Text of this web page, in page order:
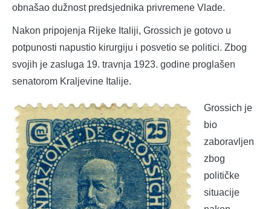
obnašao dužnost predsjednika privremene Vlade.
Nakon pripojenja Rijeke Italiji, Grossich je gotovo u
potpunosti napustio kirurgiju i posvetio se politici. Zbog
svojih je zasluga 19. travnja 1923. godine proglašen
senatorom Kraljevine Italije.
Grossich je
bio
zaboravljen
zbog
političke
situacije